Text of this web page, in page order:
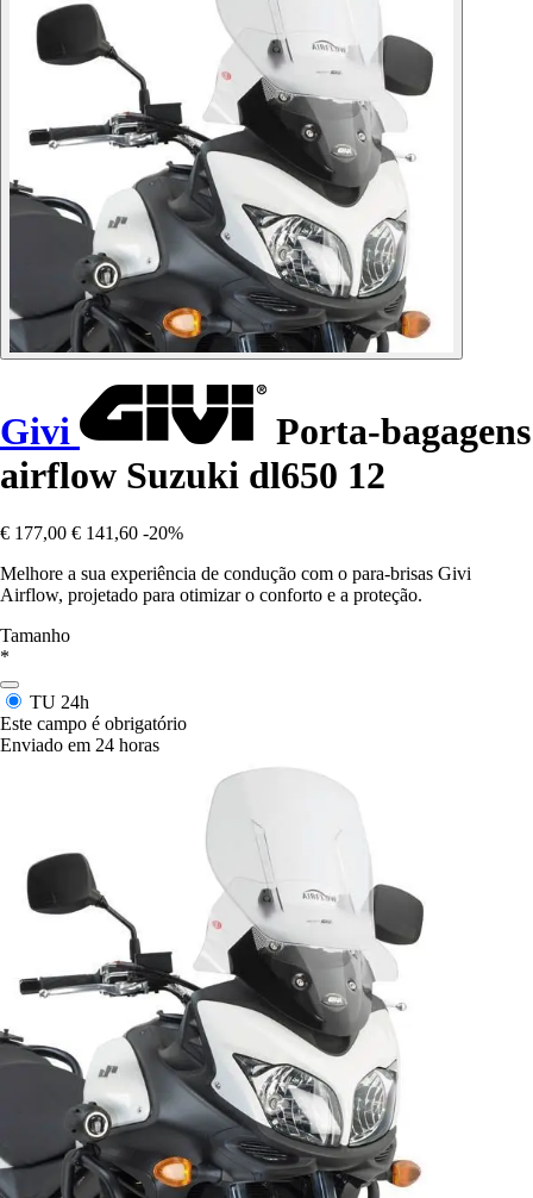
Givi
Porta-bagagens
airflow Suzuki dl650 12
€ 177,00 € 141,60 -20%
Melhore a sua experiência de condução com o para-brisas Givi
Airflow, projetado para otimizar o conforto e a proteção.
Tamanho
*
TU 24h
Este campo é obrigatório
Enviado em 24 horas